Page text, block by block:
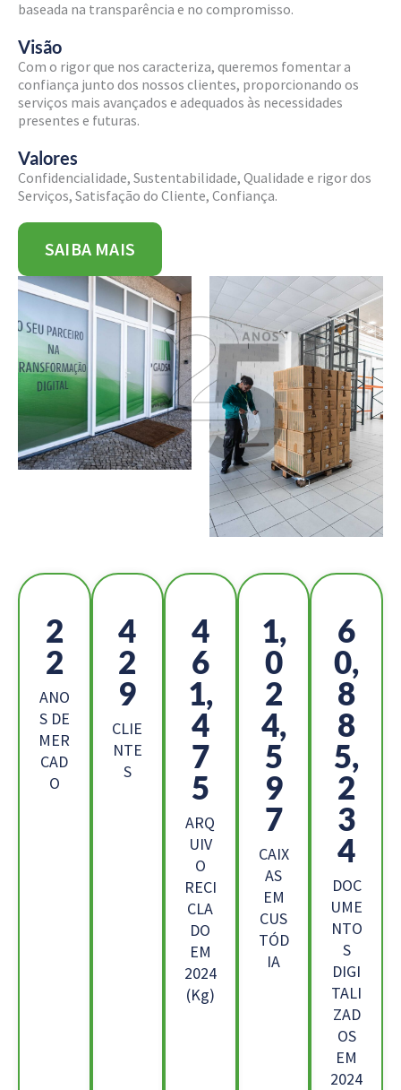
baseada na transparência e no compromisso.
Visão
Com o rigor que nos caracteriza, queremos fomentar a
confiança junto dos nossos clientes, proporcionando os
serviços mais avançados e adequados às necessidades
presentes e futuras.
Valores
Confidencialidade, Sustentabilidade, Qualidade e rigor dos
Serviços, Satisfação do Cliente, Confiança.
SAIBA MAIS
2
5
ANO
S DE
MER
CAD
O
4
8
4
CLIE
NTE
S
5
2
0,
0
5
9
ARQ
UIV
O
RECI
CLA
DO
EM
2024
(Kg)
1,
1
5
4,
6
6
9
CAIX
AS
EM
CUS
TÓD
IA
6
8,
6
1
4,
6
0
3
DOC
UME
NTO
S
DIGI
TALI
ZAD
OS
EM
2024